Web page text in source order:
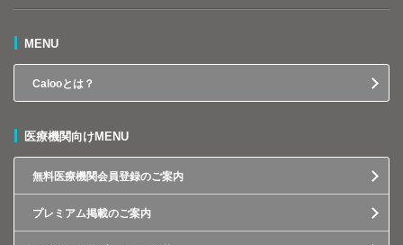
MENU
Calooとは？
医療機関向けMENU
無料医療機関会員登録のご案内
プレミアム掲載のご案内